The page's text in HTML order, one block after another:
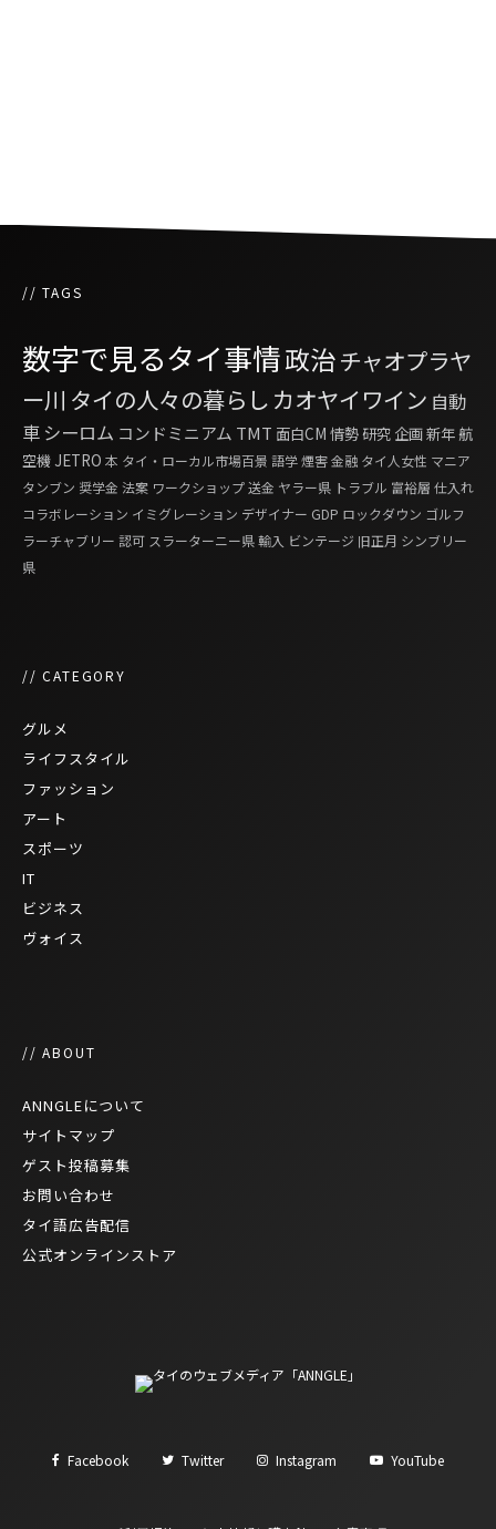
// TAGS
数字で見るタイ事情政治チャオプラヤ
ー川 タイの人々の暮らし カオヤイワイン 自動
車 シーロム コンドミニアム TMT 面白CM 情勢研究 企画新年航
空機JETRO 本 タイ・ローカル市場百景 語学煙害金融 タイ人女性 マニア
タンブン 奨学金 法案 ワークショップ送金 ヤラー県 トラブル 富裕層 仕入れ
コラボレーション イミグレーション デザイナー GDP ロックダウン ゴルフ
ラーチャブリー 認可 スラーターニー県輸入 ビンテージ 旧正月 シンブリー
県
// CATEGORY
グルメ
ライフスタイル
ファッション
アート
スポーツ
IT
ビジネス
ヴォイス
// ABOUT
ANNGLEについて
サイトマップ
ゲスト投稿募集
お問い合わせ
タイ語広告配信
公式オンラインストア
Facebook Twitter Instagram YouTube